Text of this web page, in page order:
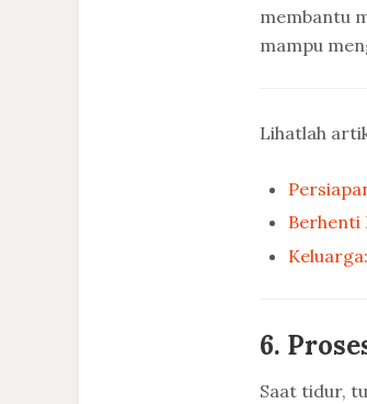
membantu
mampu
Lihatlah
Berhenti
6.
Saat tidur,